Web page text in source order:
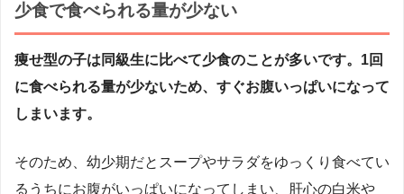
少食で食べられる量が少ない
痩せ型の子は同級生に比べて少食のことが多いです。1回
に食べられる量が少ないため、すぐお腹いっぱいになって
しまいます。
そのため、幼少期だとスープやサラダをゆっくり食べてい
るうちにお腹がいっぱいになってしまい、肝心の白米や